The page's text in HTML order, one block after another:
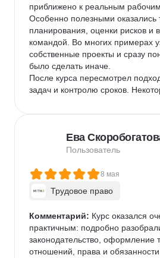
приближено к реальным
Особенно полезными оказались
планирования, оценки рисков и
командой. Во многих примерах
собственные проекты и сразу
было сделать иначе.
После курса пересмотрел
задач и контролю сроков.
не остаются в конспектах, а
пользу уже на следующий день.
Ева
Пользователь
8 мая
Трудовое право
Комментарий: Курс оказался
практичным: подробно
законодательство, оформление
отношений, права и